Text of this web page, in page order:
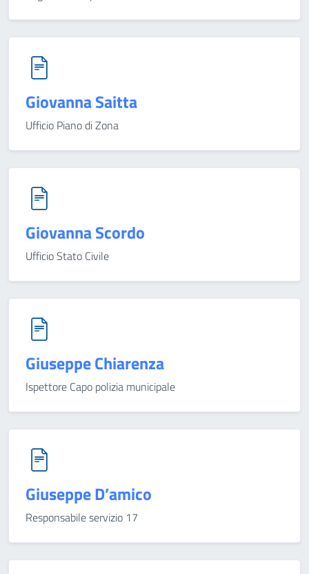
Giovanna Saitta
Ufficio Piano di Zona
Giovanna Scordo
Ufficio Stato Civile
Giuseppe Chiarenza
Ispettore Capo polizia municipale
Giuseppe D’amico
Responsabile servizio 17